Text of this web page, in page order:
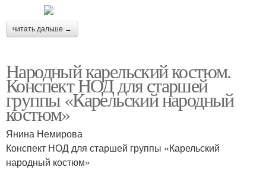
читать дальше →
Народный карельский костюм.
Конспект НОД для старшей
группы «Карельский народный
костюм»
Янина Немирова
Конспект НОД для старшей группы «Карельский
народный костюм»